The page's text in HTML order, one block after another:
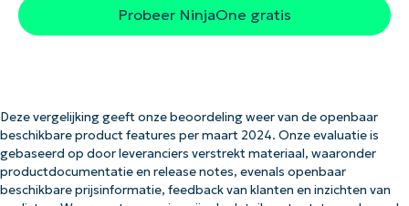
Probeer NinjaOne gratis
Deze vergelijking geeft onze beoordeling weer van de openbaar
beschikbare product features per maart 2024. Onze evaluatie is
gebaseerd op door leveranciers verstrekt materiaal, waaronder
productdocumentatie en release notes, evenals openbaar
beschikbare prijsinformatie, feedback van klanten en inzichten van